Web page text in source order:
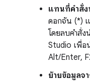
แทนที่คำสั่ง
ดอกจัน (*) แ
โดยลบคำสั่ง
Studio เพื่อ
Alt/Enter,
ย้ายข้อมูลจ